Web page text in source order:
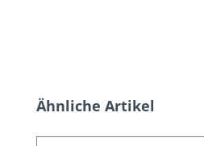
Produktgalerie überspringen
Ähnliche Artikel